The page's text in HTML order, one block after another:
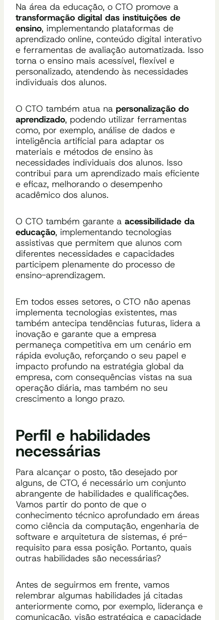
Na área da educação, o CTO promove a
transformação digital das instituições de
ensino, implementando plataformas de
aprendizado online, conteúdo digital interativo
e ferramentas de avaliação automatizada. Isso
torna o ensino mais acessível, flexível e
personalizado, atendendo às necessidades
individuais dos alunos.
O CTO também atua na personalização do
aprendizado, podendo utilizar ferramentas
como, por exemplo, análise de dados e
inteligência artificial para adaptar os
materiais e métodos de ensino às
necessidades individuais dos alunos. Isso
contribui para um aprendizado mais eficiente
e eficaz, melhorando o desempenho
acadêmico dos alunos.
O CTO também garante a acessibilidade da
educação, implementando tecnologias
assistivas que permitem que alunos com
diferentes necessidades e capacidades
participem plenamente do processo de
ensino-aprendizagem.
Em todos esses setores, o CTO não apenas
implementa tecnologias existentes, mas
também antecipa tendências futuras, lidera a
inovação e garante que a empresa
permaneça competitiva em um cenário em
rápida evolução, reforçando o seu papel e
impacto profundo na estratégia global da
empresa, com consequências vistas na sua
operação diária, mas também no seu
crescimento a longo prazo.
Perfil e habilidades
necessárias
Para alcançar o posto, tão desejado por
alguns, de CTO, é necessário um conjunto
abrangente de habilidades e qualificações.
Vamos partir do ponto de que o
conhecimento técnico aprofundado em áreas
como ciência da computação, engenharia de
software e arquitetura de sistemas, é pré-
requisito para essa posição. Portanto, quais
outras habilidades são necessárias?
Antes de seguirmos em frente, vamos
relembrar algumas habilidades já citadas
anteriormente como, por exemplo, liderança e
comunicação, visão estratégica e capacidade